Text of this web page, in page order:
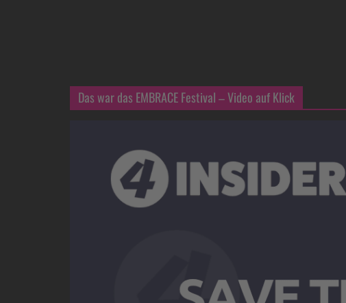
Das war das EMBRACE Festival – Video auf Klick